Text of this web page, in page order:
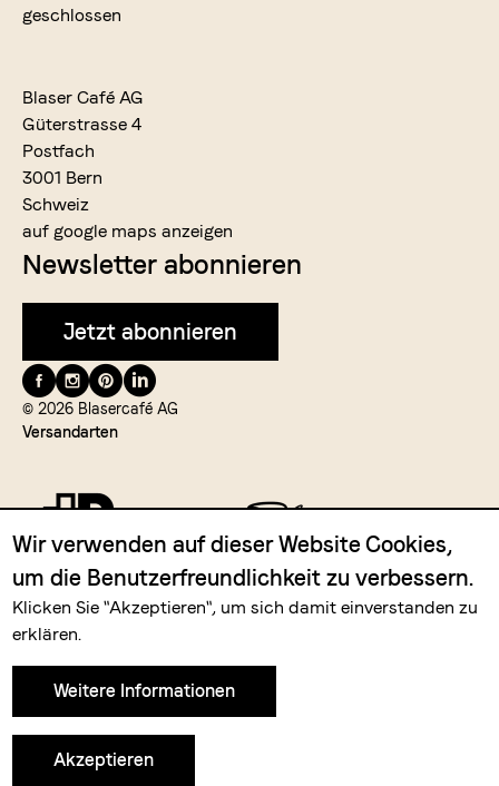
geschlossen
Blaser Café AG
Güterstrasse 4
Postfach
3001 Bern
Schweiz
auf google maps anzeigen
Newsletter abonnieren
Jetzt abonnieren
Folge
uns
auf
© 2026 Blasercafé AG
Versandarten
Zahlungsmittel
Wir verwenden auf dieser Website Cookies,
um die Benutzerfreundlichkeit zu verbessern.
Klicken Sie "Akzeptieren", um sich damit einverstanden zu
erklären.
Weitere Informationen
Akzeptieren